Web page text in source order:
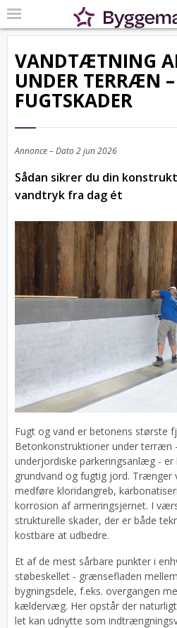
VANDTÆTNING
UNDER TERRÆN
FUGTSKADER
Annonce – Dato2 jun 2026
Sådan sikrer du din
vandtryk fra dag ét
Fugt og vand er betonens største
Betonkonstruktioner under
underjordiske parkeringsanlæg -
grundvand og fugtig jord. Trænger
medføre kloridangreb,
korrosion af armeringsjernet. I
strukturelle skader, der er både
kostbare at udbedre.
Et af de mest sårbare punkter i
støbeskellet - grænsefladen
bygningsdele, f.eks. overgangen
kældervæg. Her opstår der
let kan udnytte som